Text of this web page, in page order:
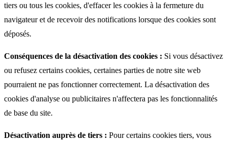
tiers ou tous les cookies, d'effacer les cookies à la fermeture du
navigateur et de recevoir des notifications lorsque des cookies sont
déposés.
Conséquences de la désactivation des cookies : Si vous désactivez
ou refusez certains cookies, certaines parties de notre site web
pourraient ne pas fonctionner correctement. La désactivation des
cookies d'analyse ou publicitaires n'affectera pas les fonctionnalités
de base du site.
Désactivation auprès de tiers : Pour certains cookies tiers, vous